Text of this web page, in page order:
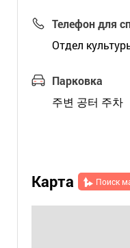
Телефон для
Отдел
Парковка
주변 공터 주차
Карта Поиск